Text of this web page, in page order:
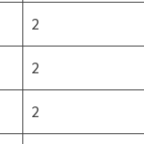
2
2
2